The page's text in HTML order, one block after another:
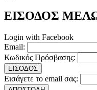
ΕΙΣΟΔΟΣ
Login with Facebook
Email:
Κωδικός Πρόσβασης:
ΕΙΣΟΔΟΣ
Εισάγετε το email σας: